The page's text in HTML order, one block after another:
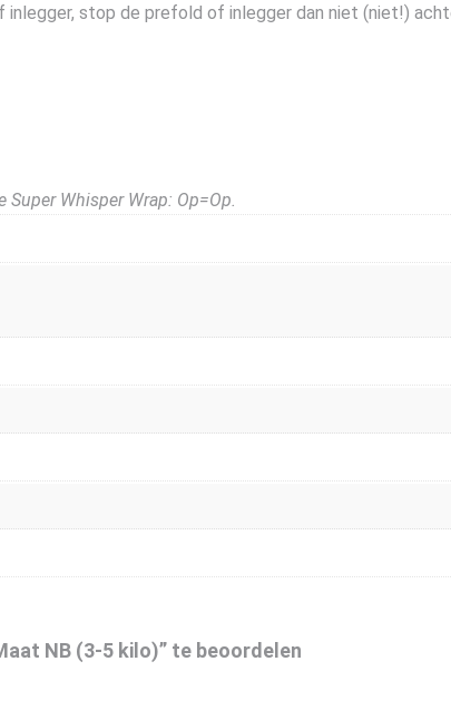
stop de prefold of inlegger dan niet (niet!)
Whisper Wrap: Op=Op.
NB (3-5 kilo)” te beoordelen